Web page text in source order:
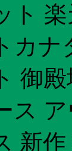
ト
カ
御
ス
新